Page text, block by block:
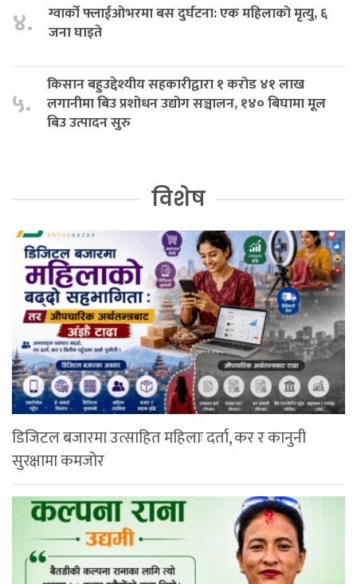
४.
ग्वार्को फ्लाईओभरमा बस दुर्घटना: एक महिलाको मृत्यु, ६
जना घाइते
५.
किसान बहुउद्देश्यीय सहकारीद्वारा १ करोड ४१ लाख
लगानीमा बिउ प्रशोधन उद्योग सञ्चालन, १४० बिघामा मूल
बिउ उत्पादन सुरु
विशेष
डिजिटल बजारमा उत्साहित महिलाः दर्ता, कर र कानुनी
सुरक्षामा कमजोर